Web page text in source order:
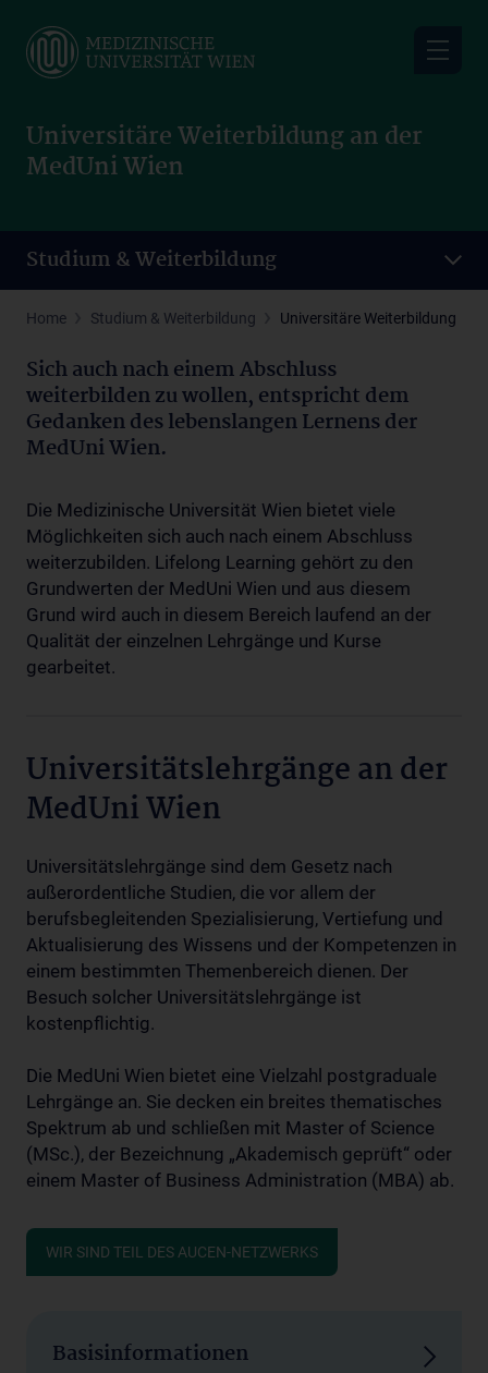
main
Universitäre Weiterbildung an der
MedUni Wien
Studium & Weiterbildung
Home Studium & Weiterbildung Universitäre Weiterbildung
Sich auch nach einem Abschluss
weiterbilden zu wollen, entspricht dem
Gedanken des lebenslangen Lernens der
MedUni Wien.
Die Medizinische Universität Wien bietet viele
Möglichkeiten sich auch nach einem Abschluss
weiterzubilden. Lifelong Learning gehört zu den
Grundwerten der MedUni Wien und aus diesem
Grund wird auch in diesem Bereich laufend an der
Qualität der einzelnen Lehrgänge und Kurse
gearbeitet.
Universitätslehrgänge an der
MedUni Wien
Universitätslehrgänge sind dem Gesetz nach
außerordentliche Studien, die vor allem der
berufsbegleitenden Spezialisierung, Vertiefung und
Aktualisierung des Wissens und der Kompetenzen in
einem bestimmten Themenbereich dienen. Der
Besuch solcher Universitätslehrgänge ist
kostenpflichtig.
Die MedUni Wien bietet eine Vielzahl postgraduale
Lehrgänge an. Sie decken ein breites thematisches
Spektrum ab und schließen mit Master of Science
(MSc.), der Bezeichnung „Akademisch geprüft“ oder
einem Master of Business Administration (MBA) ab.
WIR SIND TEIL DES AUCEN-NETZWERKS
Basisinformationen